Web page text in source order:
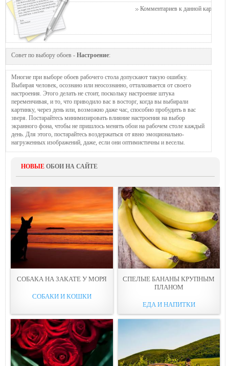
Комментариев к данной картинке
Совет по выбору обоев - Настроение:
Многие при выборе обоев рабочего стола допускают такую ошибку.
Выбирая человек, осознано или неосознанно, отталкивается от своего
настроения. Этого делать не стоит, поскольку настроение штука
переменчивая, и то, что приводило вас в восторг, когда вы выбирали
картинку, через день или, возможно даже час, способно пробудить в вас
зверя. Постарайтесь минимизировать влияние настроения на выбор
экранного фона, чтобы не пришлось менять обои на рабочем столе каждый
день. Для этого, постарайтесь воздержаться от явно эмоционально-
нагруженных изображений, даже, если они оптимистичны и веселы.
НОВЫЕ ОБОИ НА САЙТЕ
СОБАКА НА ЗАКАТЕ У МОРЯ
СОБАКИ И КОШКИ
СПЕЛЫЕ БАНАНЫ КРУПНЫМ
ПЛАНОМ
ЕДА И НАПИТКИ